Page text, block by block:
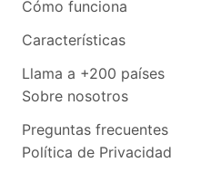
Cómo funciona
Características
Llama a +200 países
Sobre nosotros
Preguntas frecuentes
Política de Privacidad